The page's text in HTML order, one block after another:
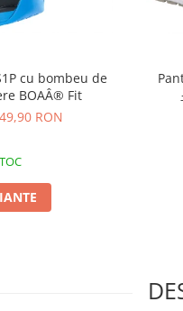
cu bombeu de
BOAÂ® Fit
RON